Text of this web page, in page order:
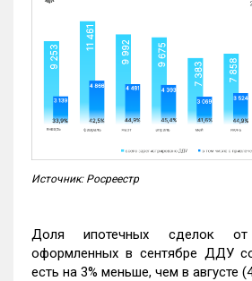
Источник: Росреестр
Доля ипотечных сделок
оформленных в сентябре ДДУ
есть на 3% меньше, чем в августе